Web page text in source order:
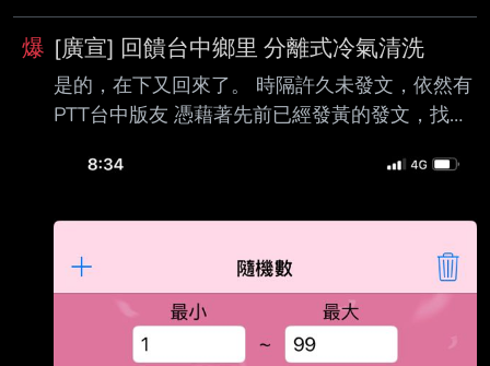
爆 [廣宣] 回饋台中鄉里 分離式冷氣清洗
是的，在下又回來了。 時隔許久未發文，依然有
PTT台中版友 憑藉著先前已經發黃的發文，找到
分的PTT版友皆為尊重專業的好客人 （還好在下
同時也來推廣一下自己的行銷影片 條件如下： 1.
已追蹤IG並分享近期的影片 （IG同PTT帳號，中
獎時會寄信詢問轉發帳號） 2.舊台中市PTT版
友，有電梯的樓層 （都贈送了，別讓我爬這麼累
吧） 3.冷氣為壁掛式冷氣，冷房能力在4.5KW以